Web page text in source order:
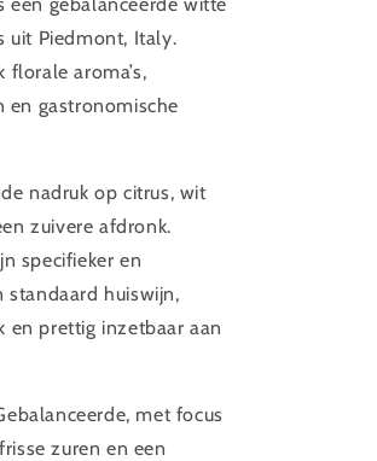
uit Piedmont, Italy.
florale aroma’s,
en gastronomische
nadruk op citrus, wit
zuivere afdronk.
specifieker en
standaard huiswijn,
en prettig inzetbaar aan
met focus
zuren en een